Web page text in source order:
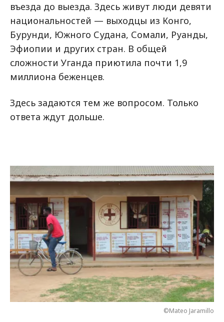
въезда до выезда. Здесь живут люди девяти
национальностей — выходцы из Конго,
Бурунди, Южного Судана, Сомали, Руанды,
Эфиопии и других стран. В общей
сложности Уганда приютила почти 1,9
миллиона беженцев.
Здесь задаются тем же вопросом. Только
ответа ждут дольше.
©Mateo Jaramillo